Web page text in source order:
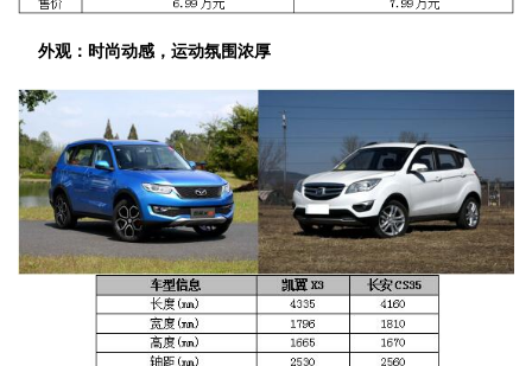
外观：时尚动感，运动氛围浓厚